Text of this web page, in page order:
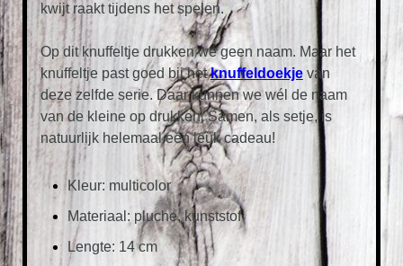
kwijt raakt tijdens het spelen.
Op dit knuffeltje drukken we geen naam. Maar het
knuffeltje past goed bij hetknuffeldoekjevan
deze zelfde serie. Daar kunnen we wél de naam
van de kleine op drukken. Samen, als setje, is
natuurlijk helemaal een leuk cadeau!
Kleur: multicolor
Materiaal: pluche, kunststof
Lengte: 14 cm